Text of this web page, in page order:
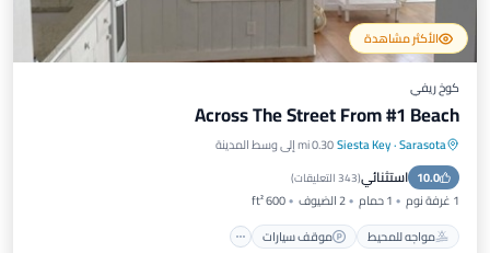
الأكثر مشاهدة
كوخ ريفي
Across The Street From #1 Beach
Sarasota
·
Siesta Key0.30 mi إلى وسط المدينة
10.0 استثنائي(343 التعليقات )
1 غرفة نوم 1 حمام 2 الضيوف
600 ft²
مواجه للمحيط
موقف سيارات
مواجه للمحيط
موقف سيارات
إطلالة على المحيط